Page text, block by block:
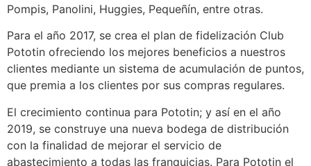
Pompis, Panolini, Huggies, Pequeñín, entre otras.
Para el año 2017, se crea el plan de fidelización Club
Pototin ofreciendo los mejores beneficios a nuestros
clientes mediante un sistema de acumulación de puntos,
que premia a los clientes por sus compras regulares.
El crecimiento continua para Pototin; y así en el año
2019, se construye una nueva bodega de distribución
con la finalidad de mejorar el servicio de
abastecimiento a todas las franquicias. Para Pototin el